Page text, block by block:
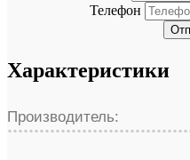
Телефон
Характеристики
Производитель: